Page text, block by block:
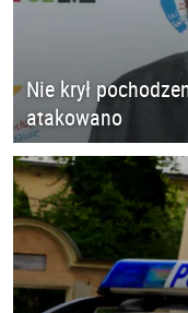
Nie krył
atakowano